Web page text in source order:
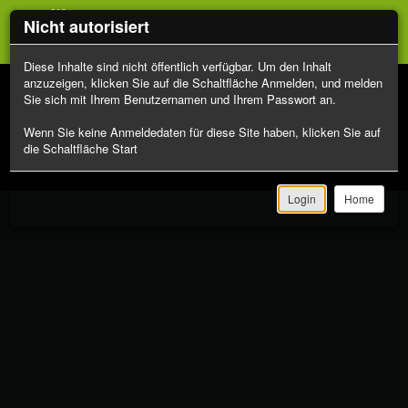
Gu
navigation
Nicht autorisiert
Diese Inhalte sind nicht öffentlich verfügbar. Um den Inhalt
anzuzeigen, klicken Sie auf die Schaltfläche Anmelden, und melden
Sie sich mit Ihrem Benutzernamen und Ihrem Passwort an.
Wenn Sie keine Anmeldedaten für diese Site haben, klicken Sie auf
die Schaltfläche Start
Login Home